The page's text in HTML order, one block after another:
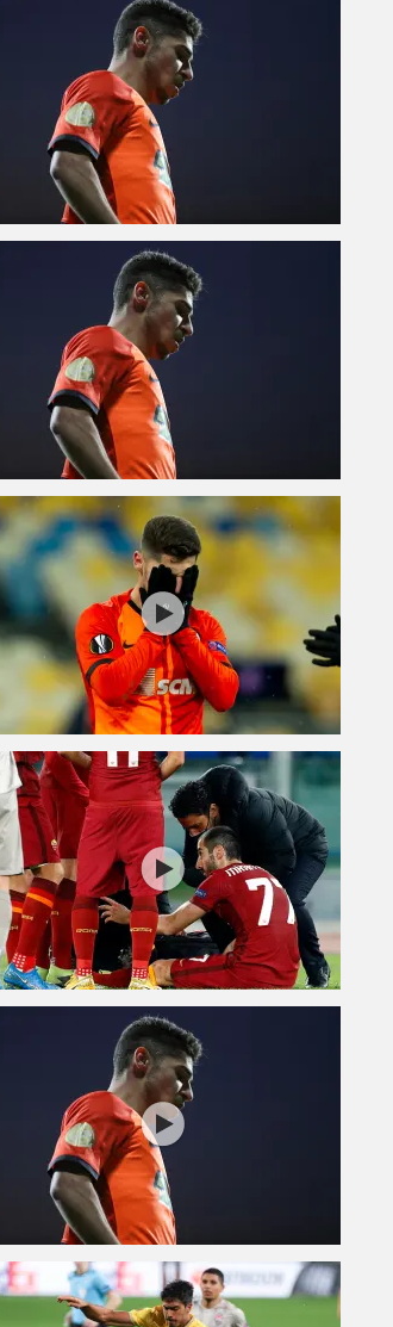
תקנון משתתפים וזוכים בפרסים
תקנון עבור פעילות אלקטרה
תקנון עבור פעילות ספורט 1 – "מרלן"
תנאי שימוש
מדיניות פרטיות
תקנון פעילות ספורט 1
רשיון להקרנה פומבית לבית עסק
הצטרפות לחבילת הערוצים
לוח דרושים – ג'ובנט
תגיות
המגזין